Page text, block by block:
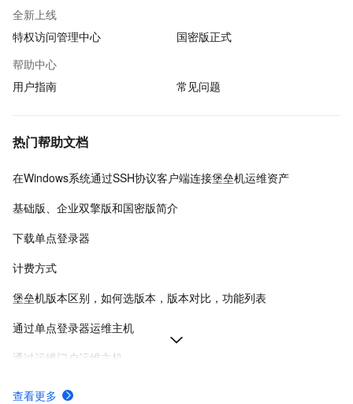
全新上线
特权访问管理中心
国密版正式
帮助中心
用户指南
常见问题
热门帮助文档
在Windows系统通过SSH协议客户端连接堡垒机运维资产
基础版、企业双擎版和国密版简介
下载单点登录器
计费方式
堡垒机版本区别，如何选版本，版本对比，功能列表
通过单点登录器运维主机
通过运维门户运维主机
管理员快速入门
查看更多